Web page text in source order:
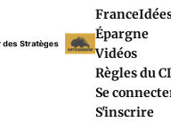
France
Épargne
Vidéos
Règles du
Se
S'inscrire